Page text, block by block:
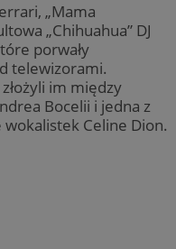
„Mama
„Chihuahua” DJ
porwały
telewizorami.
im między
Bocelii i jedna z
Celine Dion.